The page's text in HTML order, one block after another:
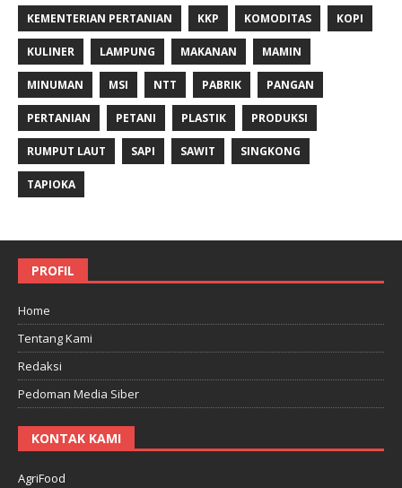
KEMENTERIAN PERTANIAN KKP KOMODITAS KOPI
KULINER LAMPUNG MAKANAN MAMIN
MINUMAN MSI NTT PABRIK PANGAN
PERTANIAN PETANI PLASTIK PRODUKSI
RUMPUT LAUT SAPI SAWIT SINGKONG
TAPIOKA
PROFIL
Home
Tentang Kami
Redaksi
Pedoman Media Siber
KONTAK KAMI
AgriFood